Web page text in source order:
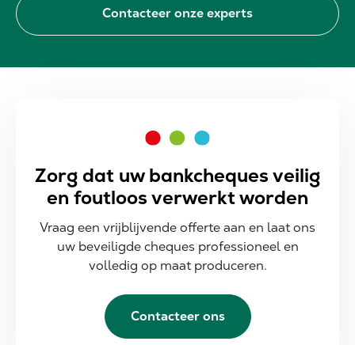
Contacteer onze experts
Zorg dat uw bankcheques veilig
en foutloos verwerkt worden
Vraag een vrijblijvende offerte aan en laat ons
uw beveiligde cheques professioneel en
volledig op maat produceren.
Contacteer ons